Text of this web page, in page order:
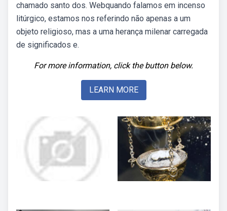
chamado santo dos. Webquando falamos em incenso
litúrgico, estamos nos referindo não apenas a um
objeto religioso, mas a uma herança milenar carregada
de significados e.
For more information, click the button below.
LEARN MORE